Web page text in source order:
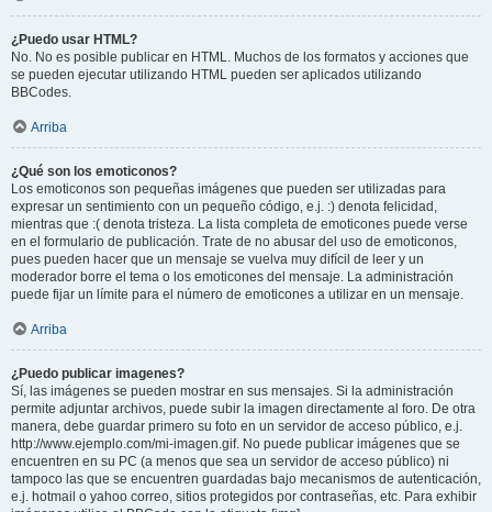
¿Puedo usar HTML?
No. No es posible publicar en HTML. Muchos de los formatos y acciones que
se pueden ejecutar utilizando HTML pueden ser aplicados utilizando
BBCodes.
Arriba
¿Qué son los emoticonos?
Los emoticonos son pequeñas imágenes que pueden ser utilizadas para
expresar un sentimiento con un pequeño código, e.j. :) denota felicidad,
mientras que :( denota tristeza. La lista completa de emoticones puede verse
en el formulario de publicación. Trate de no abusar del uso de emoticonos,
pues pueden hacer que un mensaje se vuelva muy difícil de leer y un
moderador borre el tema o los emoticones del mensaje. La administración
puede fijar un límite para el número de emoticones a utilizar en un mensaje.
Arriba
¿Puedo publicar imagenes?
Sí, las imágenes se pueden mostrar en sus mensajes. Si la administración
permite adjuntar archivos, puede subir la imagen directamente al foro. De otra
manera, debe guardar primero su foto en un servidor de acceso público, e.j.
http://www.ejemplo.com/mi-imagen.gif. No puede publicar imágenes que se
encuentren en su PC (a menos que sea un servidor de acceso público) ni
tampoco las que se encuentren guardadas bajo mecanismos de autenticación,
e.j. hotmail o yahoo correo, sitios protegidos por contraseñas, etc. Para exhibir